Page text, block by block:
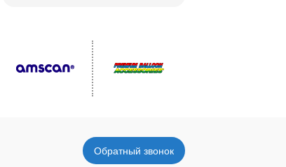
Обратный звонок